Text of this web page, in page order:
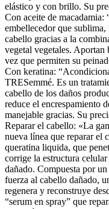
elástico y con brillo. Su
Con aceite de macadamia:
embellecedor que
cabello gracias a la
vegetal vegetales.
vez que permiten su
Con keratina:
TRESemmé. Es un
cabello de los daños
reduce el encrespamiento
manejable gracias. Su
Reparar el cabello: «La
nueva línea que reparar el
queratina liquida, que
corrige la estructura
dañado. Compuesta por
fuerza al cabello dañado,
regenera y reconstruye
“serum en spray” que